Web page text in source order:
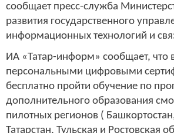
сообщает пресс-служба
развития государственного
информационных технологий и
ИА «Татар-информ» сообщает, что
персональными цифровыми
бесплатно пройти обучение по
дополнительного образования
пилотных регионов (
Татарстан, Тульская и Ростовская